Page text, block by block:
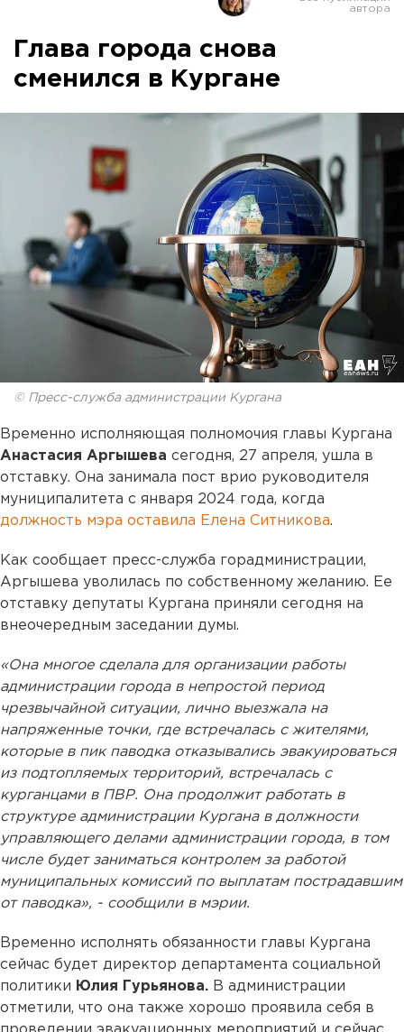
Глава города снова
сменился в Кургане
© Пресс-служба администрации Кургана
Временно исполняющая полномочия главы Кургана
Анастасия Аргышева сегодня, 27 апреля, ушла в
отставку. Она занимала пост врио руководителя
муниципалитета с января 2024 года, когда
должность мэра оставила Елена Ситникова.
Как сообщает пресс-служба горадминистрации,
Аргышева уволилась по собственному желанию. Ее
отставку депутаты Кургана приняли сегодня на
внеочередным заседании думы.
«Она многое сделала для организации работы
администрации города в непростой период
чрезвычайной ситуации, лично выезжала на
напряженные точки, где встречалась с жителями,
которые в пик паводка отказывались эвакуироваться
из подтопляемых территорий, встречалась с
курганцами в ПВР. Она продолжит работать в
структуре администрации Кургана в должности
управляющего делами администрации города, в том
числе будет заниматься контролем за работой
муниципальных комиссий по выплатам пострадавшим
от паводка», - сообщили в мэрии.
Временно исполнять обязанности главы Кургана
сейчас будет директор департамента социальной
политики Юлия Гурьянова. В администрации
отметили, что она также хорошо проявила себя в